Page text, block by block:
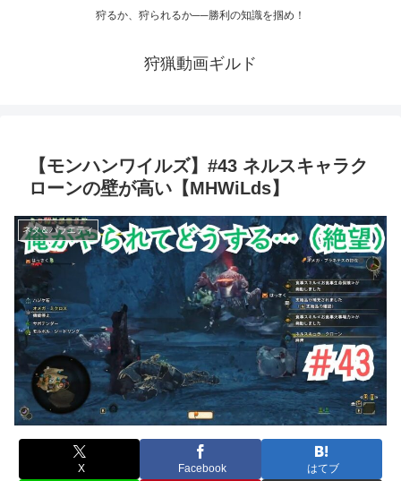
狩るか、狩られるか──勝利の知識を掴め！
狩猟動画ギルド
【モンハンワイルズ】#43 ネルスキャラク
ローンの壁が高い【MHWiLds】
ネタ＆バラエティ
X Facebook はてブ